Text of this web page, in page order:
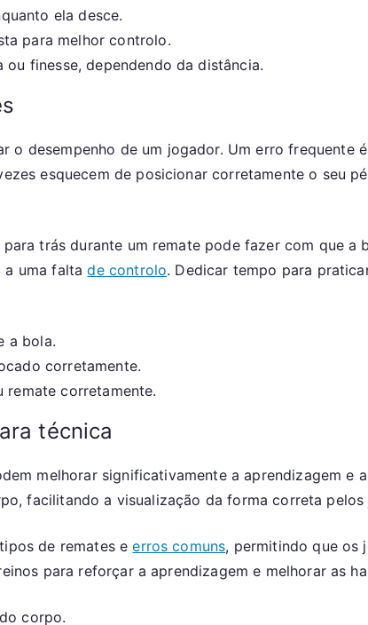
ela desce.
para melhor controlo.
finesse, dependendo da distância.
o desempenho de um jogador. Um erro frequente
esquecem de posicionar corretamente o seu
trás durante um remate pode fazer com que a
a uma faltade controlo. Dedicar tempo para
a bola.
corretamente.
remate corretamente.
técnica
melhorar significativamente a aprendizagem e
facilitando a visualização da forma correta pelos
de remates eerros comuns, permitindo que os
para reforçar a aprendizagem e melhorar as
corpo.